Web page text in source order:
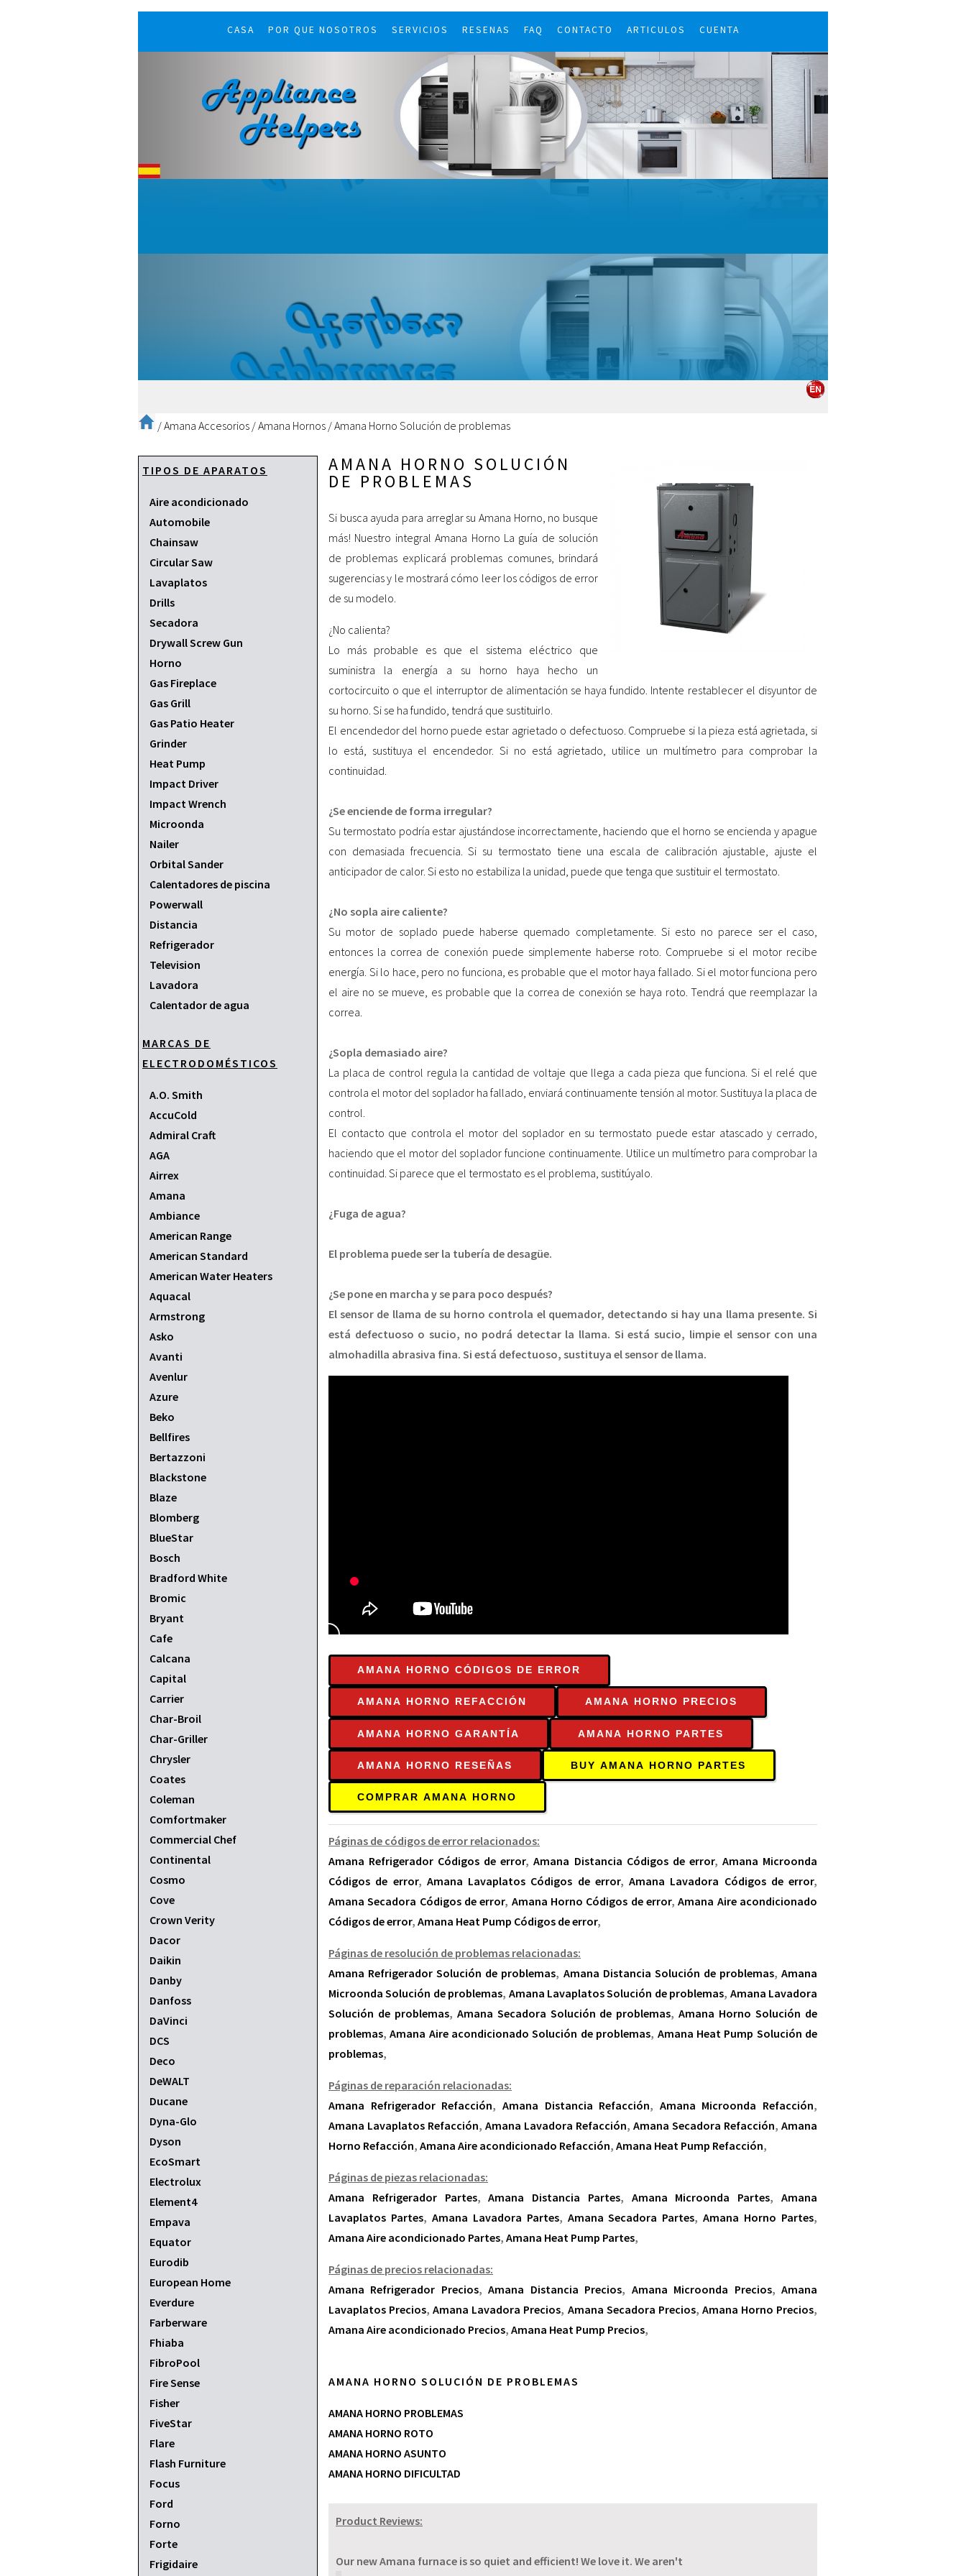
CASA POR QUE NOSOTROS SERVICIOS RESENAS FAQ CONTACTO ARTICULOS CUENTA
/Amana Accesorios /Amana Hornos /Amana Horno Solución de problemas
TIPOS DE APARATOS
Aire acondicionado
Automobile
Chainsaw
Circular Saw
Lavaplatos
Drills
Secadora
Drywall Screw Gun
Horno
Gas Fireplace
Gas Grill
Gas Patio Heater
Grinder
Heat Pump
Impact Driver
Impact Wrench
Microonda
Nailer
Orbital Sander
Calentadores de piscina
Powerwall
Distancia
Refrigerador
Television
Lavadora
Calentador de agua
MARCAS DE
ELECTRODOMÉSTICOS
A.O. Smith
AccuCold
Admiral Craft
AGA
Airrex
Amana
Ambiance
American Range
American Standard
American Water Heaters
Aquacal
Armstrong
Asko
Avanti
Avenlur
Azure
Beko
Bellfires
Bertazzoni
Blackstone
Blaze
Blomberg
BlueStar
Bosch
Bradford White
Bromic
Bryant
Cafe
Calcana
Capital
Carrier
Char-Broil
Char-Griller
Chrysler
Coates
Coleman
Comfortmaker
Commercial Chef
Continental
Cosmo
Cove
Crown Verity
Dacor
Daikin
Danby
Danfoss
DaVinci
DCS
Deco
DeWALT
Ducane
Dyna-Glo
Dyson
EcoSmart
Electrolux
Element4
Empava
Equator
Eurodib
European Home
Everdure
Farberware
Fhiaba
FibroPool
Fire Sense
Fisher
FiveStar
Flare
Flash Furniture
Focus
Ford
Forno
Forte
Frigidaire
AMANA HORNO SOLUCIÓN
DE PROBLEMAS
Si busca ayuda para arreglar su Amana Horno, no busque
más! Nuestro integral Amana Horno La guía de solución
de problemas explicará problemas comunes, brindará
sugerencias y le mostrará cómo leer los códigos de error
de su modelo.
¿No calienta?
Lo más probable es que el sistema eléctrico que
suministra la energía a su horno haya hecho un
cortocircuito o que el interruptor de alimentación se haya fundido. Intente restablecer el disyuntor de
su horno. Si se ha fundido, tendrá que sustituirlo.
El encendedor del horno puede estar agrietado o defectuoso. Compruebe si la pieza está agrietada, si
lo está, sustituya el encendedor. Si no está agrietado, utilice un multímetro para comprobar la
continuidad.
¿Se enciende de forma irregular?
Su termostato podría estar ajustándose incorrectamente, haciendo que el horno se encienda y apague
con demasiada frecuencia. Si su termostato tiene una escala de calibración ajustable, ajuste el
anticipador de calor. Si esto no estabiliza la unidad, puede que tenga que sustituir el termostato.
¿No sopla aire caliente?
Su motor de soplado puede haberse quemado completamente. Si esto no parece ser el caso,
entonces la correa de conexión puede simplemente haberse roto. Compruebe si el motor recibe
energía. Si lo hace, pero no funciona, es probable que el motor haya fallado. Si el motor funciona pero
el aire no se mueve, es probable que la correa de conexión se haya roto. Tendrá que reemplazar la
correa.
¿Sopla demasiado aire?
La placa de control regula la cantidad de voltaje que llega a cada pieza que funciona. Si el relé que
controla el motor del soplador ha fallado, enviará continuamente tensión al motor. Sustituya la placa de
control.
El contacto que controla el motor del soplador en su termostato puede estar atascado y cerrado,
haciendo que el motor del soplador funcione continuamente. Utilice un multímetro para comprobar la
continuidad. Si parece que el termostato es el problema, sustitúyalo.
¿Fuga de agua?
El problema puede ser la tubería de desagüe.
¿Se pone en marcha y se para poco después?
El sensor de llama de su horno controla el quemador, detectando si hay una llama presente. Si
está defectuoso o sucio, no podrá detectar la llama. Si está sucio, limpie el sensor con una
almohadilla abrasiva fina. Si está defectuoso, sustituya el sensor de llama.
AMANA HORNO CÓDIGOS DE ERROR
AMANA HORNO REFACCIÓN AMANA HORNO PRECIOS
AMANA HORNO GARANTÍA AMANA HORNO PARTES
AMANA HORNO RESEÑAS BUY AMANA HORNO PARTES
COMPRAR AMANA HORNO
Páginas de códigos de error relacionados:
Amana Refrigerador Códigos de error,Amana Distancia Códigos de error, Amana Microonda
Códigos de error, Amana Lavaplatos Códigos de error, Amana Lavadora Códigos de error,
Amana Secadora Códigos de error, Amana Horno Códigos de error,Amana Aire acondicionado
Códigos de error, Amana Heat Pump Códigos de error,
Páginas de resolución de problemas relacionadas:
Amana Refrigerador Solución de problemas, Amana Distancia Solución de problemas,Amana
Microonda Solución de problemas, Amana Lavaplatos Solución de problemas, Amana Lavadora
Solución de problemas, Amana Secadora Solución de problemas,Amana Horno Solución de
problemas,Amana Aire acondicionado Solución de problemas, Amana Heat Pump Solución de
problemas,
Páginas de reparación relacionadas:
Amana Refrigerador Refacción, Amana Distancia Refacción, Amana Microonda Refacción,
Amana Lavaplatos Refacción, Amana Lavadora Refacción, Amana Secadora Refacción, Amana
Horno Refacción, Amana Aire acondicionado Refacción, Amana Heat Pump Refacción,
Páginas de piezas relacionadas:
Amana Refrigerador Partes,Amana Distancia Partes, Amana Microonda Partes,Amana
Lavaplatos Partes, Amana Lavadora Partes, Amana Secadora Partes,Amana Horno Partes,
Amana Aire acondicionado Partes, Amana Heat Pump Partes,
Páginas de precios relacionadas:
Amana Refrigerador Precios,Amana Distancia Precios, Amana Microonda Precios,Amana
Lavaplatos Precios,Amana Lavadora Precios, Amana Secadora Precios, Amana Horno Precios,
Amana Aire acondicionado Precios, Amana Heat Pump Precios,
AMANA HORNO SOLUCIÓN DE PROBLEMAS
AMANA HORNO PROBLEMAS
AMANA HORNO ROTO
AMANA HORNO ASUNTO
AMANA HORNO DIFICULTAD
Product Reviews:
Our new Amana furnace is so quiet and efficient! We love it. We aren't